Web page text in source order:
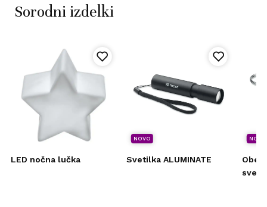
Sorodni izdelki
LED nočna lučka
NOVO
Svetilka ALUMINATE
NOVO